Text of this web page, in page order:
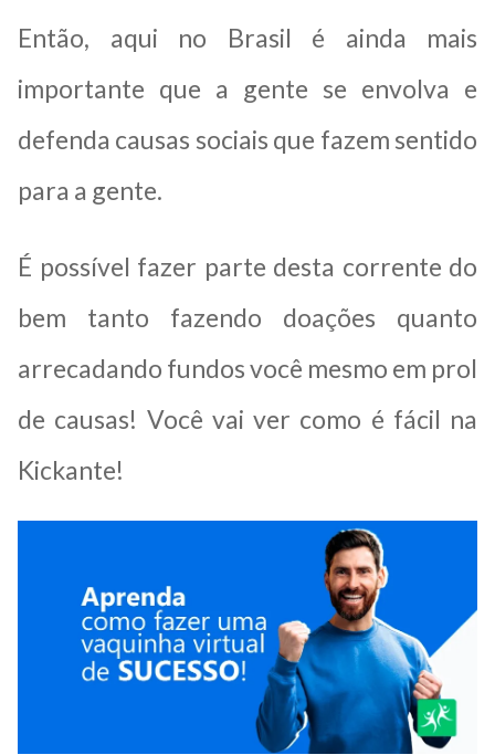
Então, aqui no Brasil é ainda mais
importante que a gente se envolva e
defenda causas sociais que fazem sentido
para a gente.
É possível fazer parte desta corrente do
bem tanto fazendo doações quanto
arrecadando fundos você mesmo em prol
de causas! Você vai ver como é fácil na
Kickante!